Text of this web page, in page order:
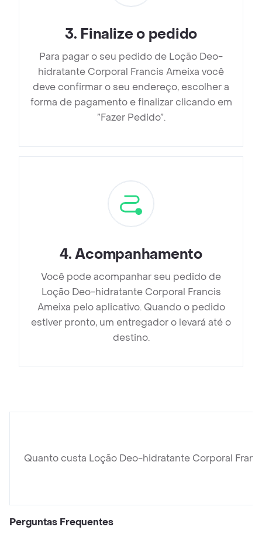
3. Finalize o pedido
Para pagar o seu pedido de Loção Deo-
hidratante Corporal Francis Ameixa você
deve confirmar o seu endereço, escolher a
forma de pagamento e finalizar clicando em
”Fazer Pedido”.
4.Acompanhamento
Você pode acompanhar seu pedido de
Loção Deo-hidratante Corporal Francis
Ameixa pelo aplicativo. Quando o pedido
estiver pronto, um entregador o levará até o
destino.
Quanto custa Loção Deo-hidratante Corporal
Perguntas Frequentes